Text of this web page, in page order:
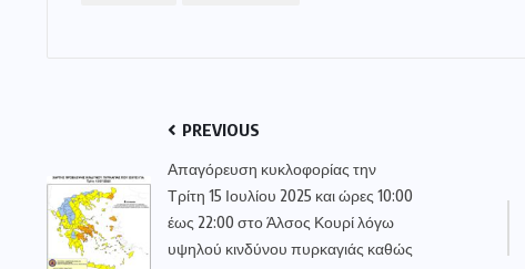
PREVIOUS
Απαγόρευση κυκλοφορίας την
Τρίτη 15 Ιουλίου 2025 και ώρες 10:00
έως 22:00 στο Άλσος Κουρί λόγω
υψηλού κινδύνου πυρκαγιάς καθώς